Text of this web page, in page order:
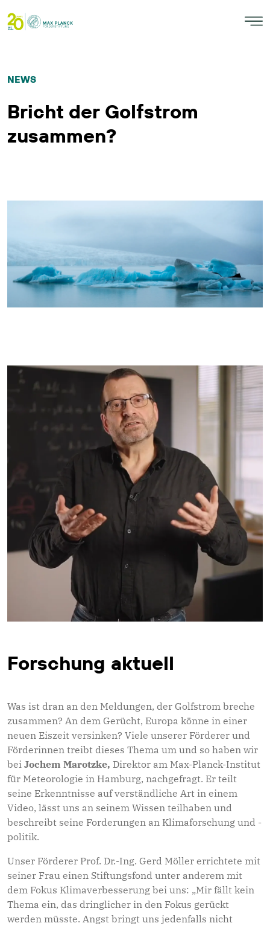
NEWS
Bricht der Golfstrom
zusammen?
Forschung aktuell
Was ist dran an den Meldungen, der Golfstrom breche
zusammen? An dem Gerücht, Europa könne in einer
neuen Eiszeit versinken? Viele unserer Förderer und
Förderinnen treibt dieses Thema um und so haben wir
bei Jochem Marotzke, Direktor am Max-Planck-Institut
für Meteorologie in Hamburg, nachgefragt. Er teilt
seine Erkenntnisse auf verständliche Art in einem
Video, lässt uns an seinem Wissen teilhaben und
beschreibt seine Forderungen an Klimaforschung und -
politik.
Unser Förderer Prof. Dr.-Ing. Gerd Möller errichtete mit
seiner Frau einen Stiftungsfond unter anderem mit
dem Fokus Klimaverbesserung bei uns: „Mir fällt kein
Thema ein, das dringlicher in den Fokus gerückt
werden müsste. Angst bringt uns jedenfalls nicht